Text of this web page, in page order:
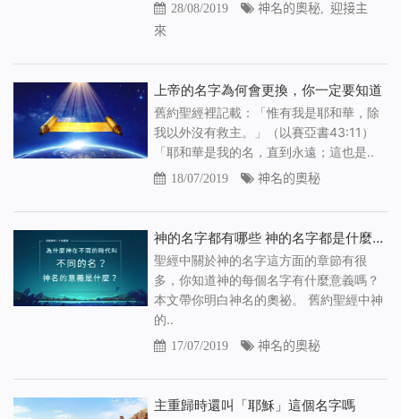
28/08/2019 神名的奧秘, 迎接主
來
上帝的名字為何會更換，你一定要知道
舊約聖經裡記載：「惟有我是耶和華，除
我以外沒有救主。」（以賽亞書43:11）
「耶和華是我的名，直到永遠；這也是..
18/07/2019 神名的奧秘
神的名字都有哪些 神的名字都是什麼意思
聖經中關於神的名字這方面的章節有很
多，你知道神的每個名字有什麼意義嗎？
本文帶你明白神名的奧祕。 舊約聖經中神
的..
17/07/2019 神名的奧秘
主重歸時還叫「耶穌」這個名字嗎